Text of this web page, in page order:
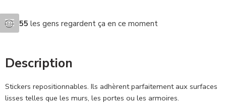
55 les gens regardent ça en ce moment
Description
Stickers repositionnables. Ils adhèrent parfaitement aux surfaces
lisses telles que les murs, les portes ou les armoires.